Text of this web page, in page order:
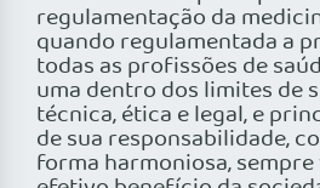
regulamentação da
quando regulamentada a
todas as profissões de
uma dentro dos limites de
técnica, ética e legal, e
de sua responsabilidade,
forma harmoniosa,